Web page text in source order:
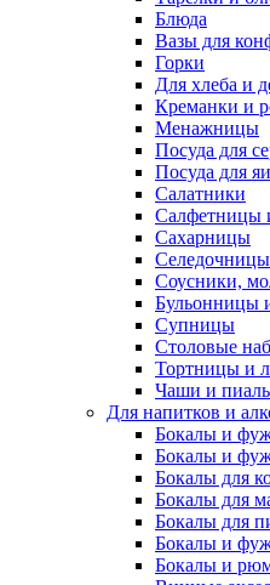
Блюда
Вазы для
Горки
Для хлеба и
Креманки и
Менажницы
Посуда для
Посуда для
Салатники
Салфетницы
Сахарницы
Селедочницы
Соусники,
Бульонницы
Супницы
Столовые
Тортницы и
Чаши и
Для напитков и
Бокалы и
Бокалы и
Бокалы для
Бокалы для
Бокалы для
Бокалы и
Бокалы и